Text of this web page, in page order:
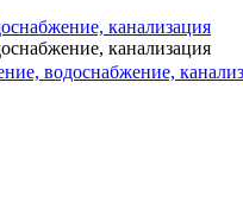
канализация
канализация
водоснабжение,